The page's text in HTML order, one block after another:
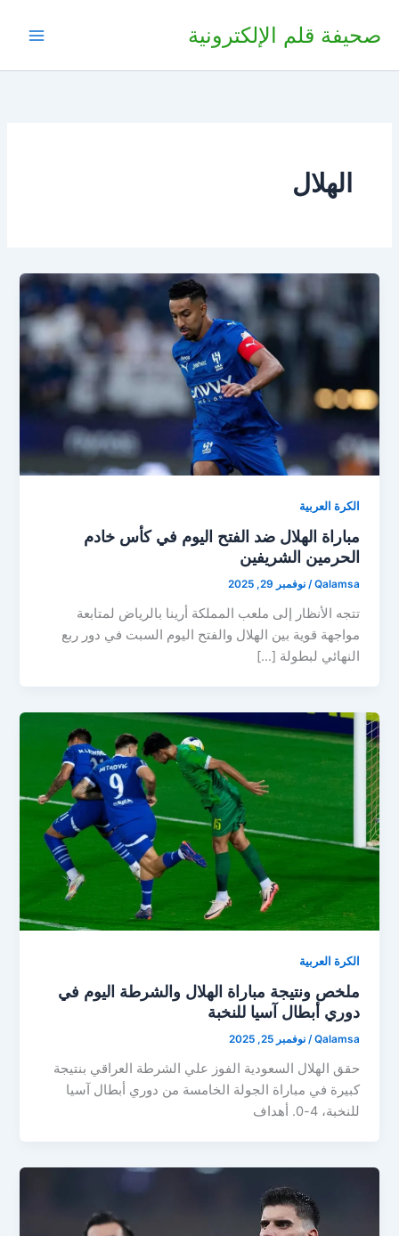
صحيفة قلم الإلكترونية
الهلال
الكرة العربية
مباراة الهلال ضد الفتح اليوم في كأس خادم
الحرمين الشريفين
Qalamsa
/نوفمبر 29, 2025
تتجه الأنظار إلى ملعب المملكة أرينا بالرياض لمتابعة
مواجهة قوية بين الهلال والفتح اليوم السبت في دور ربع
النهائي لبطولة […]
الكرة العربية
ملخص ونتيجة مباراة الهلال والشرطة اليوم في
دوري أبطال آسيا للنخبة
Qalamsa
/نوفمبر 25, 2025
حقق الهلال السعودية الفوز علي الشرطة العراقي بنتيجة
كبيرة في مباراة الجولة الخامسة من دوري أبطال آسيا
للنخبة، 4-0. أهداف